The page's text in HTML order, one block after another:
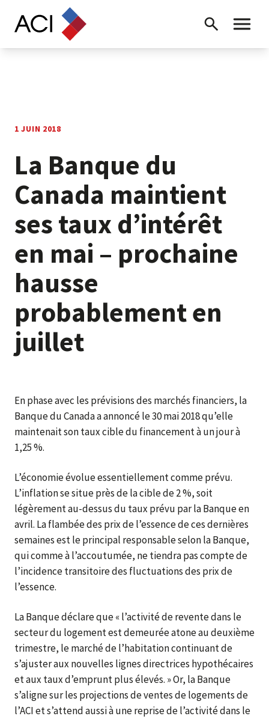
Skip to content
Recherche
Menu
1 JUIN 2018
La Banque du
Canada maintient
ses taux d’intérêt
en mai – prochaine
hausse
probablement en
juillet
En phase avec les prévisions des marchés financiers, la
Banque du Canada a annoncé le 30 mai 2018 qu’elle
maintenait son taux cible du financement à un jour à
1,25 %.
L’économie évolue essentiellement comme prévu.
L’inflation se situe près de la cible de 2 %, soit
légèrement au-dessus du taux prévu par la Banque en
avril. La flambée des prix de l’essence de ces dernières
semaines est le principal responsable selon la Banque,
qui comme à l’accoutumée, ne tiendra pas compte de
l’incidence transitoire des fluctuations des prix de
l’essence.
La Banque déclare que « l’activité de revente dans le
secteur du logement est demeurée atone au deuxième
trimestre, le marché de l’habitation continuant de
s’ajuster aux nouvelles lignes directrices hypothécaires
et aux taux d’emprunt plus élevés. » Or, la Banque
s’aligne sur les projections de ventes de logements de
l’ACI et s’attend aussi à une reprise de l’activité dans le